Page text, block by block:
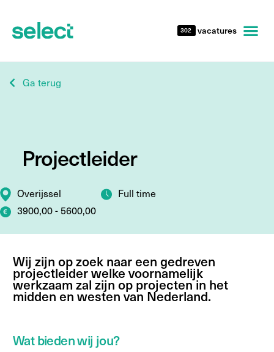
302 vacatures
Ga terug
Projectleider
Overijssel
Full time
3900,00 - 5600,00
Wij zijn op zoek naar een gedreven
projectleider welke voornamelijk
werkzaam zal zijn op projecten in het
midden en westen van Nederland.
Wat bieden wij jou?